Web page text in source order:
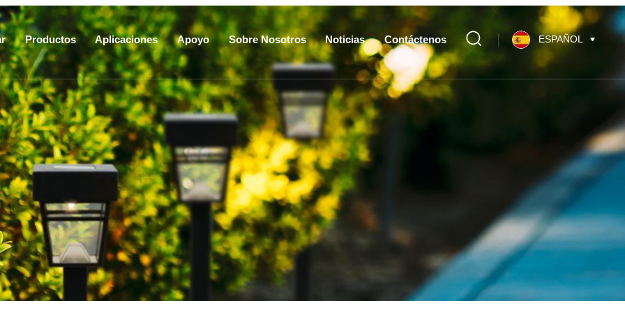
Productos Aplicaciones Apoyo Sobre Nosotros Noticias Contáctenos ESPAÑOL